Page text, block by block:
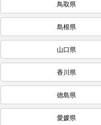
鳥取県
島根県
山口県
香川県
徳島県
愛媛県